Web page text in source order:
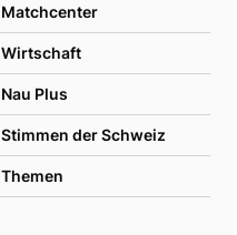
Matchcenter
Wirtschaft
Nau Plus
Stimmen der Schweiz
Themen